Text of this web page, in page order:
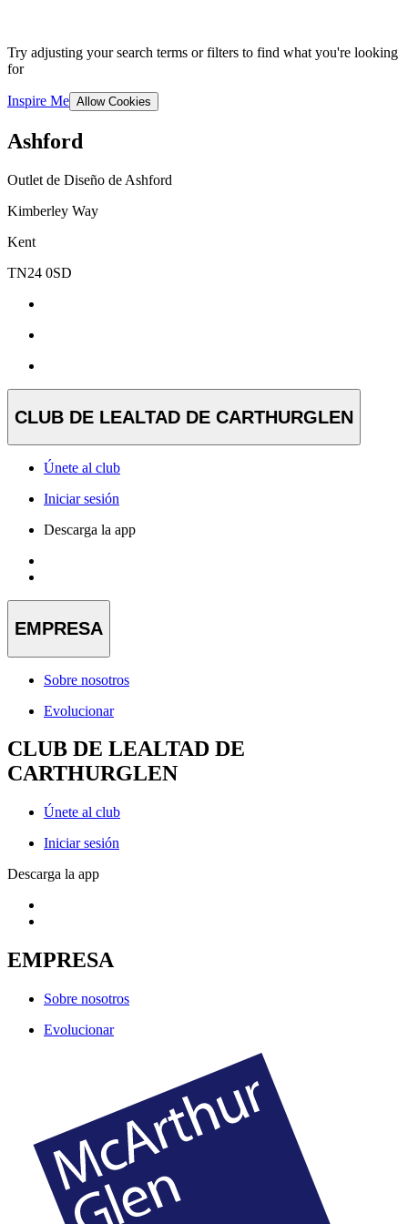
Try adjusting your search terms or filters to find what you're looking
for
Inspire Me Allow Cookies
Ashford
Outlet de Diseño de Ashford
Kimberley Way
Kent
TN24 0SD
CLUB DE LEALTAD DE CARTHURGLEN
Únete al club
Iniciar sesión
Descarga la app
EMPRESA
Sobre nosotros
Evolucionar
CLUB DE LEALTAD DE
CARTHURGLEN
Únete al club
Iniciar sesión
Descarga la app
EMPRESA
Sobre nosotros
Evolucionar